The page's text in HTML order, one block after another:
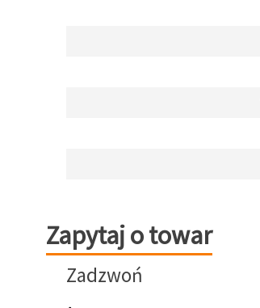
Zapytaj o towar
Zapytaj o towar
Zadzwoń